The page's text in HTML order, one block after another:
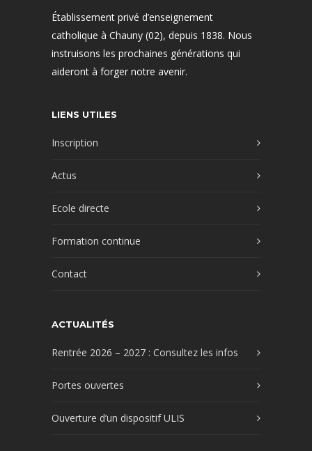
Établissement privé d’enseignement
catholique à Chauny (02), depuis 1838. Nous
instruisons les prochaines générations qui
aideront à forger notre avenir.
LIENS UTILES
Inscription
Actus
Ecole directe
Formation continue
Contact
ACTUALITÉS
Rentrée 2026 – 2027 : Consultez les infos
Portes ouvertes
Ouverture d’un dispositif ULIS